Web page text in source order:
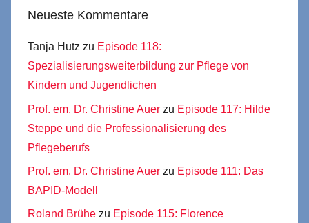
Neueste Kommentare
Tanja Hutz zu Episode 118:
Spezialisierungsweiterbildung zur Pflege von
Kindern und Jugendlichen
Prof. em. Dr. Christine Auer zu Episode 117: Hilde
Steppe und die Professionalisierung des
Pflegeberufs
Prof. em. Dr. Christine Auer zu Episode 111: Das
BAPID-Modell
Roland Brühe zu Episode 115: Florence